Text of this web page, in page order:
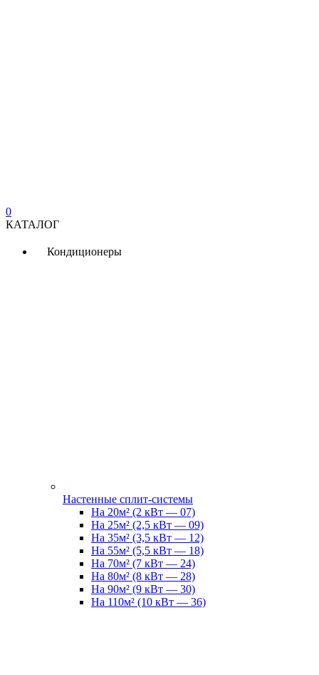
0
КАТАЛОГ
Кондиционеры
Настенные сплит-системы
На 20м² (2 кВт — 07)
На 25м² (2,5 кВт — 09)
На 35м² (3,5 кВт — 12)
На 55м² (5,5 кВт — 18)
На 70м² (7 кВт — 24)
На 80м² (8 кВт — 28)
На 90м² (9 кВт — 30)
На 110м² (10 кВт — 36)